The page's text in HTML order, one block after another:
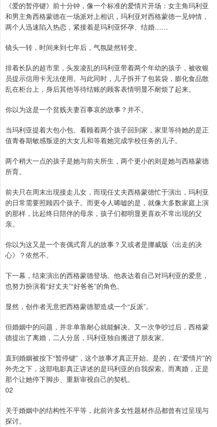
《爱的暂停键》前十分钟，像一个标准的爱情片开场：女主角玛利亚
和男主角西格蒙德在一场派对上相识，玛利亚对西格蒙德一见钟情，
两个人迅速陷入热恋，紧接着是玛利亚怀孕、结婚……
镜头一转，时间来到七年后，气氛陡然转变。
排着长队的超市里，头发凌乱的玛利亚带着两个年幼的孩子，被收银
员提示信用卡无法使用。与此同时，儿子拆开了包装袋，膨化食品散
乱在柜台上，身后其他等待结账的顾客表情明显不耐烦了起来。
你以为这是一个贫贱夫妻百事哀的故事？并不。
当玛利亚提着大包小包、看顾着两个孩子回到家，家里等待她的是正
值青春期敏感叛逆的大女儿和等着她完成学校任务的儿子。
两个稍大一点的孩子是她与前夫所生，两个更小的则是她与西格蒙德
所育。
前夫只在周末出现接走儿女，而现任丈夫西格蒙德忙于演出，玛利亚
的日常需要照顾四个孩子。而更令人唏嘘的是，就像大多数家庭上演
的那样，比起终日陪伴的母亲，孩子们都明显更喜欢不常出现的父
亲。
你以为这又是一个丧偶式育儿的故事？又或者是挪威版《出走的决
心》？依然不。
下一幕，结束演出的西格蒙德登场。他表达着自己对玛利亚的爱意，
也努力扮演着“好丈夫”“好爸爸”的角色。
显然，创作者无意把西格蒙德塑造成一个“反派”。
但婚姻中的问题，并非单靠耐心就能解决。又一次争吵过后，西格蒙
德提出了离婚，二人分居，玛利亚独自搬进了朋友家。
直到婚姻被按下“暂停键”，这个故事才真正开始。是的，在“爱情片”的
外壳之下，这部电影真正讲述的是玛利亚的自我探索。而离婚，正是
那个让她停下脚步、重新审视自己的契机。
02
关于婚姻中的结构性不平等，此前许多女性题材作品都曾有过呈现与
探讨。